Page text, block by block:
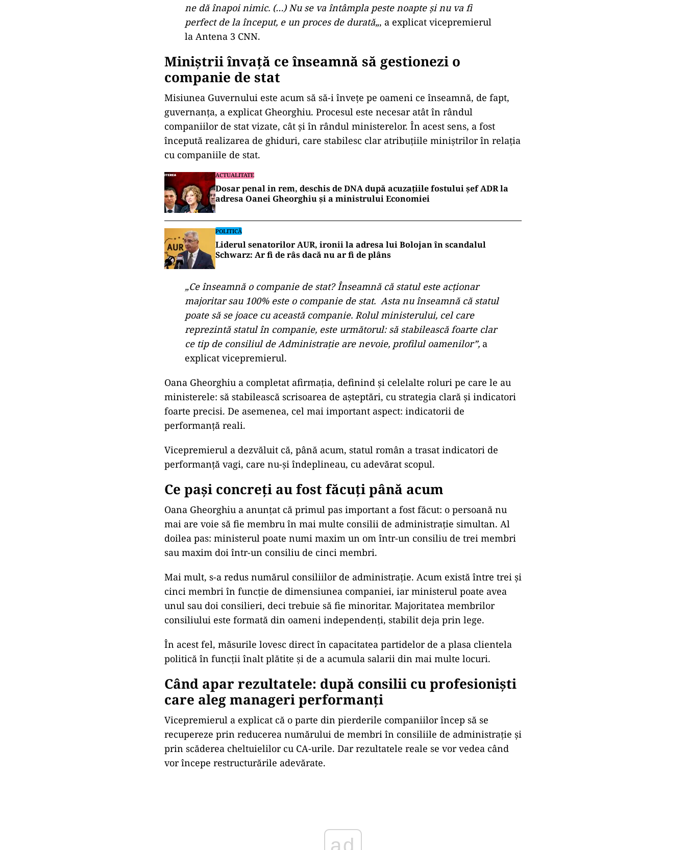
ne dă înapoi nimic. (…) Nu se va întâmpla peste noapte și nu va fi
perfect de la început, e un proces de durată„, a explicat vicepremierul
la Antena 3 CNN.
Miniștrii învață ce înseamnă să gestionezi o
companie de stat
Misiunea Guvernului este acum să să-i învețe pe oameni ce înseamnă, de fapt,
guvernanța, a explicat Gheorghiu. Procesul este necesar atât în rândul
companiilor de stat vizate, cât și în rândul ministerelor. În acest sens, a fost
începută realizarea de ghiduri, care stabilesc clar atribuțiile miniștrilor în relația
cu companiile de stat.
ACTUALITATE
Dosar penal in rem, deschis de DNA după acuzațiile fostului șef ADR la
adresa Oanei Gheorghiu și a ministrului Economiei
POLITICĂ
Liderul senatorilor AUR, ironii la adresa lui Bolojan în scandalul
Schwarz: Ar fi de râs dacă nu ar fi de plâns
„Ce înseamnă o companie de stat? Înseamnă că statul este acționar
majoritar sau 100% este o companie de stat. Asta nu înseamnă că statul
poate să se joace cu această companie. Rolul ministerului, cel care
reprezintă statul în companie, este următorul: să stabilească foarte clar
ce tip de consiliul de Administrație are nevoie, profilul oamenilor”, a
explicat vicepremierul.
Oana Gheorghiu a completat afirmația, definind și celelalte roluri pe care le au
ministerele: să stabilească scrisoarea de așteptări, cu strategia clară și indicatori
foarte precisi. De asemenea, cel mai important aspect: indicatorii de
performanță reali.
Vicepremierul a dezvăluit că, până acum, statul român a trasat indicatori de
performanță vagi, care nu-și îndeplineau, cu adevărat scopul.
Ce pași concreți au fost făcuți până acum
Oana Gheorghiu a anunțat că primul pas important a fost făcut: o persoană nu
mai are voie să fie membru în mai multe consilii de administrație simultan. Al
doilea pas: ministerul poate numi maxim un om într-un consiliu de trei membri
sau maxim doi într-un consiliu de cinci membri.
Mai mult, s-a redus numărul consiliilor de administrație. Acum există între trei și
cinci membri în funcție de dimensiunea companiei, iar ministerul poate avea
unul sau doi consilieri, deci trebuie să fie minoritar. Majoritatea membrilor
consiliului este formată din oameni independenți, stabilit deja prin lege.
În acest fel, măsurile lovesc direct în capacitatea partidelor de a plasa clientela
politică în funcții înalt plătite și de a acumula salarii din mai multe locuri.
Când apar rezultatele: după consilii cu profesioniști
care aleg manageri performanți
Vicepremierul a explicat că o parte din pierderile companiilor încep să se
recupereze prin reducerea numărului de membri în consiliile de administrație și
prin scăderea cheltuielilor cu CA-urile. Dar rezultatele reale se vor vedea când
vor începe restructurările adevărate.
ad